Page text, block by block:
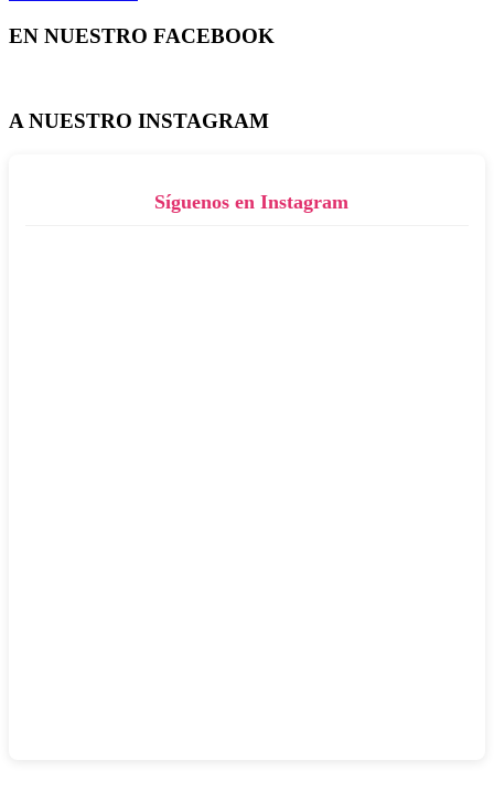
EN NUESTRO FACEBOOK
A NUESTRO INSTAGRAM
Síguenos en Instagram